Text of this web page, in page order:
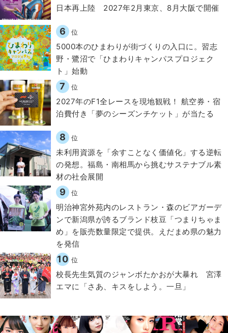
日本再上陸 2027年2月東京、8月大阪で開催
6 位
5000本のひまわりが街づくりの入口に。習志
野・鷺沼で「ひまわりキャンパスプロジェク
ト」始動
7 位
2027年のF1全レースを現地観戦！ 航空券・宿
泊費付き「夢のシーズンチケット」が当たる
8 位
​​未利用資源を「余すことなく価値化」する逆転
の発想。福島・南相馬から挑むサステナブル素
材の社会展開​
9 位
明治神宮外苑内のレストラン・森のビアガーデ
ンで新潟県が誇るブランド枝豆「つまりちゃま
め」を販売数量限定で提供。えだまめ県の魅力
を発信
10 位
校長先生気質のジャンボたかおが大暴れ 宮澤
エマに「さあ、キスをしよう。一旦」